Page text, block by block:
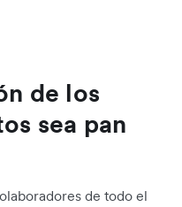
de los
sea pan
de todo el